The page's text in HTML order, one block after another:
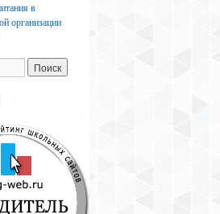
в
организации